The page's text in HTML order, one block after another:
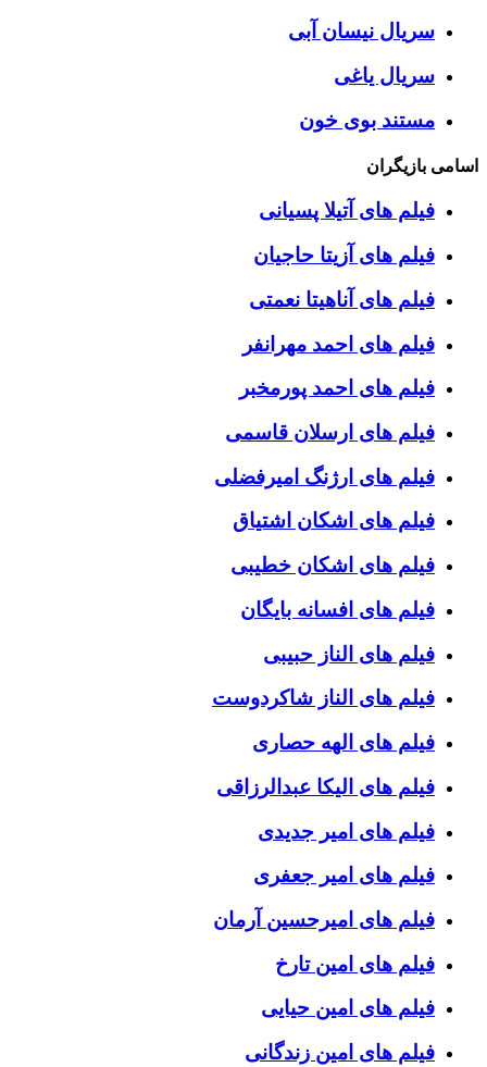
سریال نیسان آبی
سریال یاغی
مستند بوی خون
اسامی بازیگران
فیلم های آتیلا پسیانی
فیلم های آزیتا حاجیان
فیلم های آناهیتا نعمتی
فیلم های احمد مهرانفر
فیلم های احمد پورمخبر
فیلم های ارسلان قاسمی
فیلم های ارژنگ امیرفضلی
فیلم های اشکان اشتیاق
فیلم های اشکان خطیبی
فیلم های افسانه بایگان
فیلم های الناز حبیبی
فیلم های الناز شاکردوست
فیلم های الهه حصاری
فیلم های الیکا عبدالرزاقی
فیلم های امیر جدیدی
فیلم های امیر جعفری
فیلم های امیرحسین آرمان
فیلم های امین تارخ
فیلم های امین حیایی
فیلم های امین زندگانی